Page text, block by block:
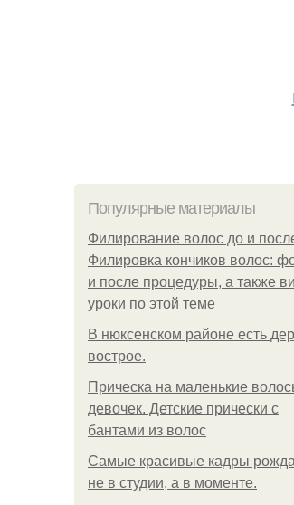
Популярные материалы
Филирование волос до и
Филировка кончиков волос:
и после процедуры, а также
уроки по этой теме
В нюксенском районе есть
вострое.
Прическа на маленькие
девочек. Детские прически с
бантами из волос
Самые красивые кадры
не в студии, а в моменте.